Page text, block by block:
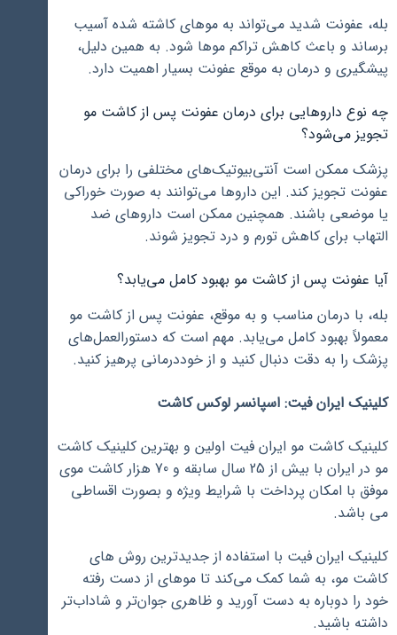
بله، عفونت شدید می‌تواند به موهای کاشته شده آسیب
برساند و باعث کاهش تراکم موها شود. به همین دلیل،
پیشگیری و درمان به موقع عفونت بسیار اهمیت دارد.
چه نوع داروهایی برای درمان عفونت پس از کاشت مو
تجویز می‌شود؟
پزشک ممکن است آنتی‌بیوتیک‌های مختلفی را برای درمان
عفونت تجویز کند. این داروها می‌توانند به صورت خوراکی
یا موضعی باشند. همچنین ممکن است داروهای ضد
التهاب برای کاهش تورم و درد تجویز شوند.
آیا عفونت پس از کاشت مو بهبود کامل می‌یابد؟
بله، با درمان مناسب و به موقع، عفونت پس از کاشت مو
معمولاً بهبود کامل می‌یابد. مهم است که دستورالعمل‌های
پزشک را به دقت دنبال کنید و از خوددرمانی پرهیز کنید.
کلینیک ایران فیت: اسپانسر لوکس کاشت
کلینیک کاشت مو ایران فیت اولین و بهترین کلینیک کاشت
مو در ایران با بیش از 25 سال سابقه و 70 هزار کاشت موی
موفق با امکان پرداخت با شرایط ویژه و بصورت اقساطی
می باشد.
کلینیک ایران فیت با استفاده از جدیدترین روش ‌های
کاشت مو، به شما کمک می‌کند تا موهای از دست رفته
خود را دوباره به دست آورید و ظاهری جوان‌تر و شاداب‌تر
داشته باشید.